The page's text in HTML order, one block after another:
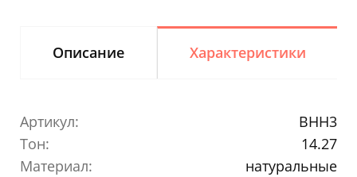
Описание Характеристики
Артикул:
BHH3
Тон:
14.27
Материал:
натуральные